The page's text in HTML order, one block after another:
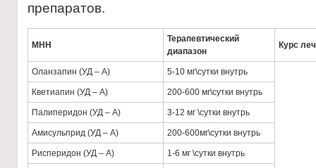
препаратов.
МНН
Терапевтический
диапазон
Курс
Оланзапин (УД – А) 5-10 мг\сутки внутрь
Кветиапин (УД – А) 200-600 мг\сутки внутрь
Палиперидон (УД – А) 3-12 мг \сутки внутрь
Амисульприд (УД – А) 200-600мг\сутки внутрь
Рисперидон (УД – А) 1-6 мг \сутки внутрь